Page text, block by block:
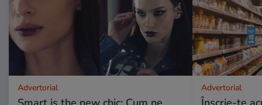
Advertorial Advertorial